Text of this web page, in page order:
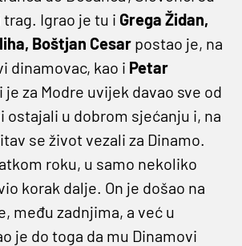
Igrao je tu i Grega Židan,
Boštjan Cesar postao je, na
dinamovac, kao i Petar
je za Modre uvijek davao sve od
ostajali u dobrom sjećanju i, na
se život vezali za Dinamo.
roku, u samo nekoliko
korak dalje. On je došao na
među zadnjima, a već u
je do toga da mu Dinamovi